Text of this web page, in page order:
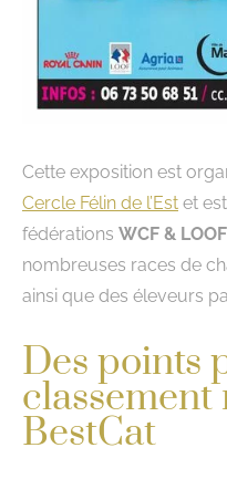
Cette exposition est
Cercle Félin de l’Est et
fédérations WCF & LOOF
nombreuses races de
ainsi que des éleveurs
Des points
BestCat